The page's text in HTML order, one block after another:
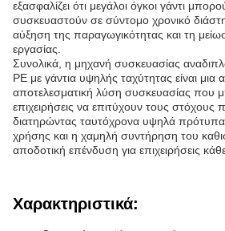
εξασφαλίζει ότι μεγάλοι όγκοι γάντι
συσκευαστούν σε σύντομο χρονικό
αύξηση της παραγωγικότητας και τη
εργασίας.
Συνολικά, η μηχανή συσκευασίας
PE με γάντια υψηλής ταχύτητας είναι μια
αποτελεσματική λύση συσκευασίας που
επιχειρήσεις να επιτύχουν τους
διατηρώντας ταυτόχρονα υψηλά πρότυπα
χρήσης και η χαμηλή συντήρηση του
αποδοτική επένδυση για επιχειρήσεις
Χαρακτηριστικά: